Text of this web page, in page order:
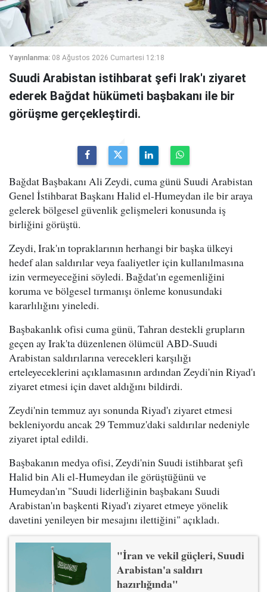
Yayınlanma: 08 Ağustos 2026 Cumartesi 12:18
Suudi Arabistan istihbarat şefi Irak'ı ziyaret
ederek Bağdat hükümeti başbakanı ile bir
görüşme gerçekleştirdi.
Bağdat Başbakanı Ali Zeydi, cuma günü Suudi Arabistan
Genel İstihbarat Başkanı Halid el-Humeydan ile bir araya
gelerek bölgesel güvenlik gelişmeleri konusunda iş
birliğini görüştü.
Zeydi, Irak'ın topraklarının herhangi bir başka ülkeyi
hedef alan saldırılar veya faaliyetler için kullanılmasına
izin vermeyeceğini söyledi. Bağdat'ın egemenliğini
koruma ve bölgesel tırmanışı önleme konusundaki
kararlılığını yineledi.
Başbakanlık ofisi cuma günü, Tahran destekli grupların
geçen ay Irak'ta düzenlenen ölümcül ABD-Suudi
Arabistan saldırılarına verecekleri karşılığı
erteleyeceklerini açıklamasının ardından Zeydi'nin Riyad'ı
ziyaret etmesi için davet aldığını bildirdi.
Zeydi'nin temmuz ayı sonunda Riyad'ı ziyaret etmesi
bekleniyordu ancak 29 Temmuz'daki saldırılar nedeniyle
ziyaret iptal edildi.
Başbakanın medya ofisi, Zeydi'nin Suudi istihbarat şefi
Halid bin Ali el-Humeydan ile görüştüğünü ve
Humeydan'ın "Suudi liderliğinin başbakanı Suudi
Arabistan'ın başkenti Riyad'ı ziyaret etmeye yönelik
davetini yenileyen bir mesajını ilettiğini" açıkladı.
"İran ve vekil güçleri, Suudi
Arabistan'a saldırı
hazırlığında"